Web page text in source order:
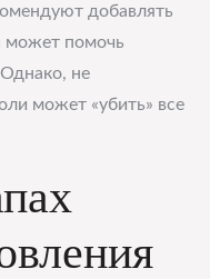
добавлять
может помочь
не
может «убить» все